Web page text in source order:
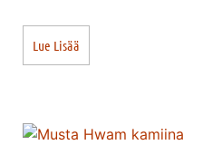
Lue Lisää